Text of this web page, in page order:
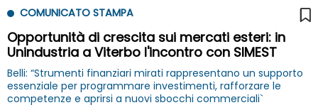
COMUNICATO STAMPA
Opportunità di crescita sui mercati esteri: in
Unindustria a Viterbo l'incontro con SIMEST
Belli: “Strumenti finanziari mirati rappresentano un supporto
essenziale per programmare investimenti, rafforzare le
competenze e aprirsi a nuovi sbocchi commerciali`